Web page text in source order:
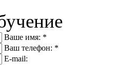
Ваше имя: *
Ваш телефон: *
E-mail: